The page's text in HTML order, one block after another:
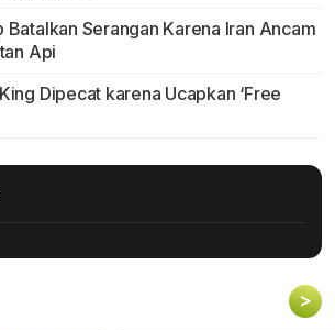
Serangan Karena Iran Ancam
Api
Dipecat karena Ucapkan ‘Free
>